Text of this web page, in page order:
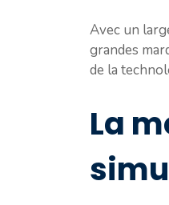
Avec un
grandes
de la
La